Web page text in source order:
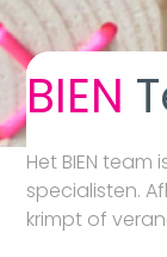
BIEN
Het BIEN
specialisten.
krimpt of